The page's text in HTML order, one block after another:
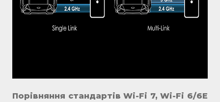
Порівняння стандартів Wi-Fi 7, Wi-Fi 6/6E